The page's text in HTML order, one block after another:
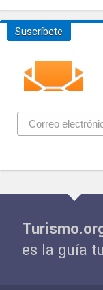
Suscríbete
es la guía